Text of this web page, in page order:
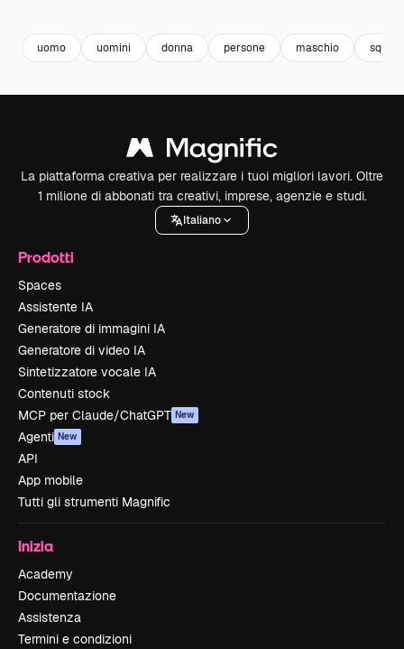
uomo uomini donna persone maschio
La piattaforma creativa per realizzare i tuoi migliori lavori. Oltre
1 milione di abbonati tra creativi, imprese, agenzie e studi.
Italiano
Prodotti
Spaces
Assistente IA
Generatore di immagini IA
Generatore di video IA
Sintetizzatore vocale IA
Contenuti stock
MCP per Claude/ChatGPT New
Agenti New
API
App mobile
Tutti gli strumenti Magnific
Inizia
Academy
Documentazione
Assistenza
Termini e condizioni